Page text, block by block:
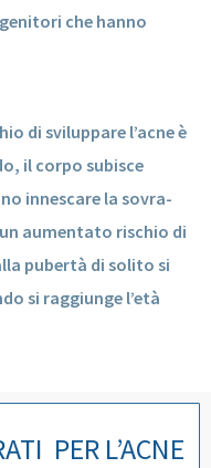
che hanno
di sviluppare l’acne è
il corpo subisce
innescare la sovra-
aumentato rischio di
pubertà di solito si
si raggiunge l’età
PER L’ACNE